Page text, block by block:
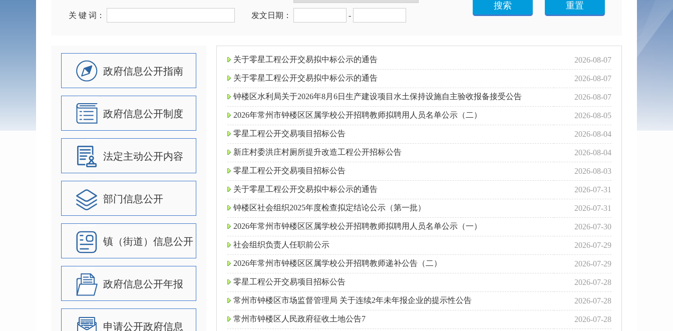
搜索 重置
关 键 词： 发文日期： -
政府信息公开指南
政府信息公开制度
法定主动公开内容
部门信息公开
镇（街道）信息公开
政府信息公开年报
申请公开政府信息
关于零星工程公开交易拟中标公示的通告 2026-08-07
关于零星工程公开交易拟中标公示的通告 2026-08-07
钟楼区水利局关于2026年8月6日生产建设项目水土保持设施自主验收报备接受公告 2026-08-07
2026年常州市钟楼区区属学校公开招聘教师拟聘用人员名单公示（二） 2026-08-05
零星工程公开交易项目招标公告 2026-08-04
新庄村委洪庄村厕所提升改造工程公开招标公告 2026-08-04
零星工程公开交易项目招标公告 2026-08-03
关于零星工程公开交易拟中标公示的通告 2026-07-31
钟楼区社会组织2025年度检查拟定结论公示（第一批） 2026-07-31
2026年常州市钟楼区区属学校公开招聘教师拟聘用人员名单公示（一） 2026-07-30
社会组织负责人任职前公示 2026-07-29
2026年常州市钟楼区区属学校公开招聘教师递补公告（二） 2026-07-29
零星工程公开交易项目招标公告 2026-07-28
常州市钟楼区市场监督管理局 关于连续2年未年报企业的提示性公告 2026-07-28
常州市钟楼区人民政府征收土地公告7 2026-07-28